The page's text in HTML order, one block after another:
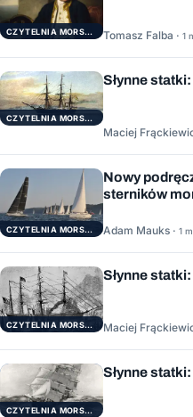
CZYTELNIA MORSKA Tomasz Falba · 1
CZYTELNIA MORSKA
Słynne statki:
Maciej
CZYTELNIA MORSKA
Nowy
sterników
Adam Mauks · 1
CZYTELNIA MORSKA
Słynne
Maciej
CZYTELNIA MORSKA
Słynne